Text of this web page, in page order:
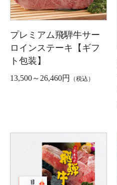
プレミアム飛騨牛サー
ロインステーキ【ギフ
ト包装】
13,500～26,460円 （税込）